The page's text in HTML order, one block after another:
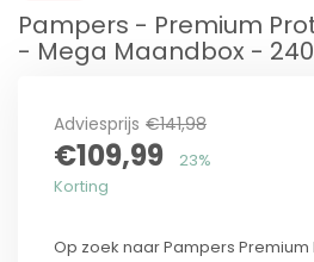
Pampers - Premium
- Mega Maandbox -
Adviesprijs €141,98
€109,99
23%
Korting
Op zoek naar Pampers